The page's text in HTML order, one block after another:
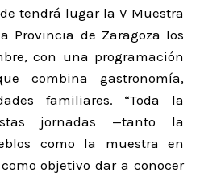
tendrá lugar la V Muestra
Provincia de Zaragoza los
con una programación
combina gastronomía,
familiares. “Toda la
jornadas —tanto la
como la muestra en
objetivo dar a conocer